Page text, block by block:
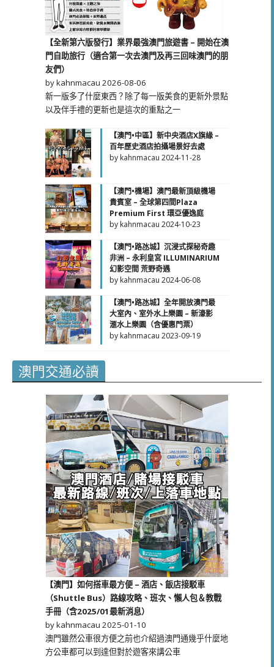
【全新第六版發行】業界最強澳門旅遊書 – 開始在澳
門自助旅行（適合第一次去澳門及再三回味澳門的朋
友們）
by kahnmacau 2026-08-06
新一版多了什麼東西？除了每一版美食的更新外景點
以及伴手禮的更新也是這次的重點之一
【澳門•中區】新中央酒店X旗緣 –
百年歷史酒店拍攝場景好去處
by kahnmacau 2024-11-28
【澳門•機場】澳門最新頂級機場
貴賓室 – 全球第四間Plaza
Premium First 環亞優逸庭
by kahnmacau 2024-10-23
【澳門•路氹城】沉浸式探秘奇趣
非洲 – 永利皇宮 ILLUMINARIUM
幻影空間 荒野奇遇
by kahnmacau 2024-06-08
【澳門•路氹城】全年開放澳門最
大室內、室外水上樂園 – 新濠影
滙水上樂園（含優惠門票）
by kahnmacau 2023-09-19
澳門交通必讀
【澳門】如何搭車最方便 – 酒店、飯店接駁車
（Shuttle Bus）路線攻略、班次、懶人包＆教戰
手冊（含2025/01最新消息）
by kahnmacau 2025-01-10
澳門雖然公車很方便之前也介紹過澳門通幾乎什麼地
方公車都可以到達但對於遊客來講公車